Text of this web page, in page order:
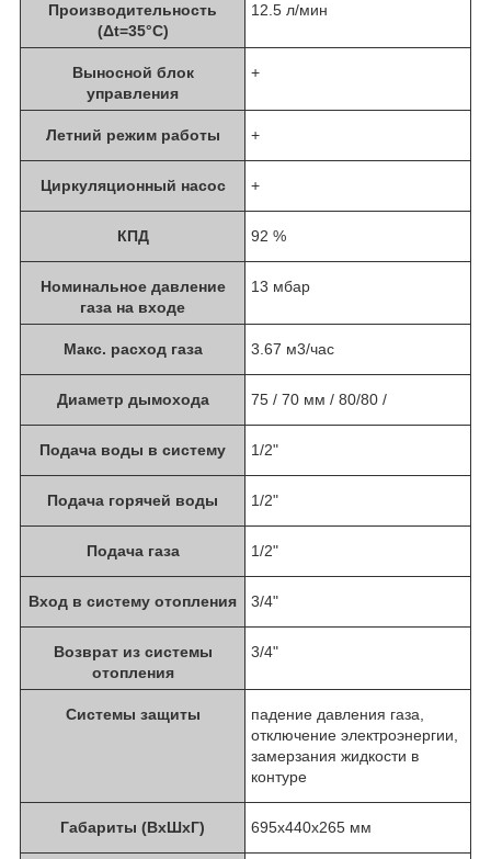
Производительность
(Δt=35°C)
12.5 л/мин
Выносной блок
управления
+
Летний режим работы +
Циркуляционный насос +
КПД 92 %
Номинальное давление
газа на входе
13 мбар
Макс. расход газа 3.67 м3/час
Диаметр дымохода 75 / 70 мм / 80/80 /
Подача воды в систему 1/2"
Подача горячей воды 1/2"
Подача газа 1/2"
Вход в систему отопления 3/4"
Возврат из системы
отопления
3/4"
Системы защиты
падение давления газа,
отключение электроэнергии,
замерзания жидкости в
контуре
Габариты (ВхШхГ) 695x440x265 мм